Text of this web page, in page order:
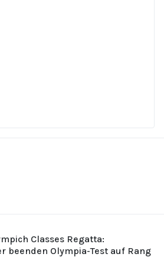
Classes Regatta:
beenden Olympia-Test auf Rang